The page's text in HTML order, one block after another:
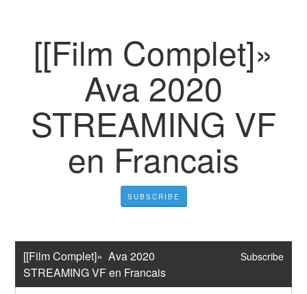
[[Film Complet]»
Ava 2020
STREAMING VF
en Francais
SUBSCRIBE
[[Film Complet]»  Ava 2020
STREAMING VF en Francais
Subscribe